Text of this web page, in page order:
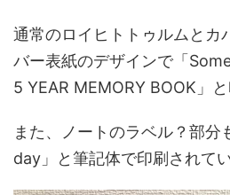
通常のロイヒトトゥルムとカ
バー表紙のデザインで「
5 YEAR MEMORY BOOK」と
また、ノートのラベル？部分
day」と筆記体で印刷されてい